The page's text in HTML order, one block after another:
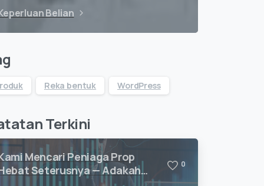
Belian
Reka bentuk WordPress
Terkini
Mencari Peniaga Prop
Seterusnya — Adakah
0